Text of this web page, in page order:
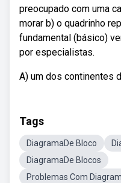
preocupado com uma
morar b) o quadrinho
fundamental (básico)
por especialistas.
A) um dos continentes
Tags
DiagramaDe Bloco
DiagramaDe Blocos
Problemas Com